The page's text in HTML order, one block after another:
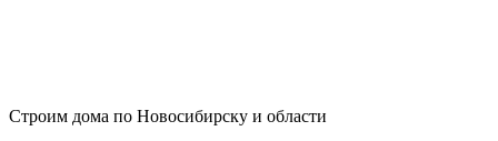
Строим дома по Новосибирску и области